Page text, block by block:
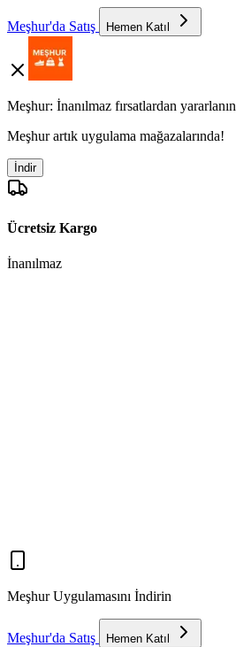
Meşhur'da Satış Hemen Katıl
Meşhur: İnanılmaz fırsatlardan yararlanın
Meşhur artık uygulama mağazalarında!
İndir
Ücretsiz Kargo
İnanılmaz
Meşhur Uygulamasını İndirin
Meşhur'da Satış Hemen Katıl